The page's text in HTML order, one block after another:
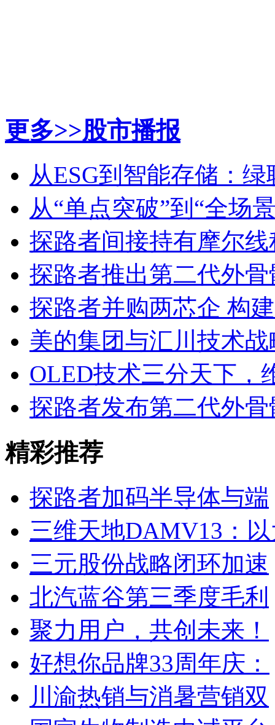
更多>>股市播报
从ESG到智能存储：
从“单点突破”到“全场
探路者间接持有摩尔
探路者推出第二代外
探路者并购两芯企 构
美的集团与汇川技术
OLED技术三分天下，
探路者发布第二代外
精彩推荐
探路者加码半导体与端
三维天地DAMV13：
三元股份战略闭环加速
北汽蓝谷第三季度毛利
聚力用户，共创未来！
好想你品牌33周年庆：
川渝热销与消暑营销双